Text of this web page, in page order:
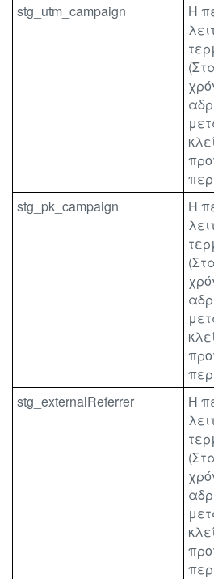
stg_utm_campaign
Η
stg_pk_campaign
Η
stg_externalReferrer
Η